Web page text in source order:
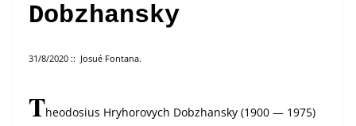
Dobzhansky
31/8/2020 :: Josué Fontana.
Theodosius Hryhorovych Dobzhansky (1900 — 1975)